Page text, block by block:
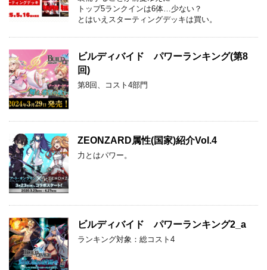
トップ5ランクインは6体…少ない？
とはいえスターティングデッキは買い。
ビルディバイド パワーランキング(第8
回)
第8回、コスト4部門
ZEONZARD属性(国家)紹介Vol.4
力とはパワー。
ビルディバイド パワーランキング2_a
ランキング対象：総コスト4